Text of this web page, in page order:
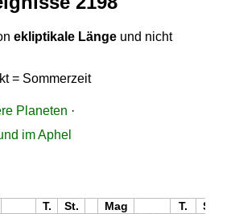
ekliptikale Länge und nicht
= Sommerzeit
Planeten ·
im Aphel
T. St. Mag T.
St.